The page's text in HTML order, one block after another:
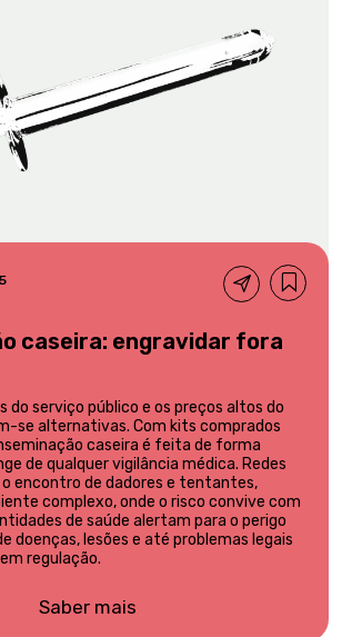
caseira: engravidar fora
do serviço público e os preços altos do
se alternativas. Com kits comprados
caseira é feita de forma
de qualquer vigilância médica. Redes
encontro de dadores e tentantes,
complexo, onde o risco convive com
de saúde alertam para o perigo
doenças, lesões e até problemas legais
regulação.
Saber mais